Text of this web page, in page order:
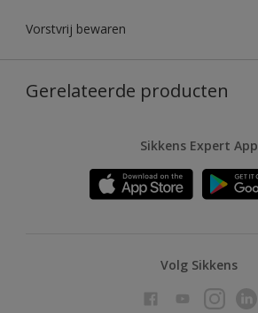
Vorstvrij bewaren
Gerelateerde producten
Sikkens Expert App
Volg Sikkens